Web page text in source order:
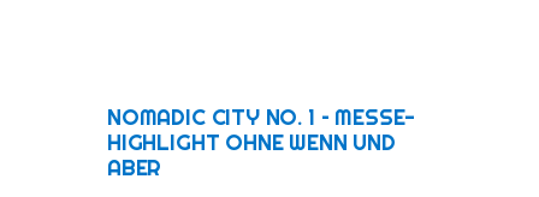
NOMADIC CITY NO. 1 – MESSE-
HIGHLIGHT OHNE WENN UND
ABER